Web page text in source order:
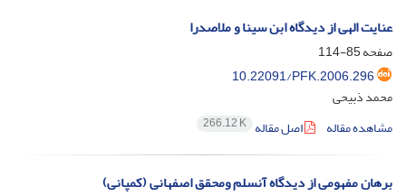
عنایت‌ الهی‌ از دیدگاه‌ ابن‌ سینا و ملاصدرا
صفحه85-114
10.22091/PFK.2006.296
محمد ذبیحی
مشاهده مقاله
اصل مقاله 266.12 K
برهان مفهومی از دیدگاه آنسلم ومحقق اصفهانی (کمپانی)